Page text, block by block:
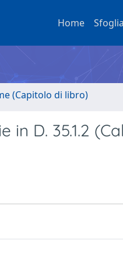
Home Sfoglia
(Capitolo di libro)
D. 35.1.2